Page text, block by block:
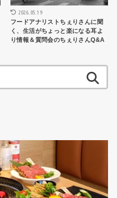
2026.05.19
フードアナリストちぇりさんに聞
く、生活がちょっと楽になる耳よ
り情報＆質問会のちぇりさんQ&A
索: